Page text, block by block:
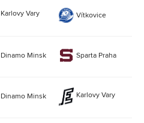
Karlovy Vary Vítkovice
Dinamo Minsk Sparta Praha
Dinamo Minsk Karlovy Vary